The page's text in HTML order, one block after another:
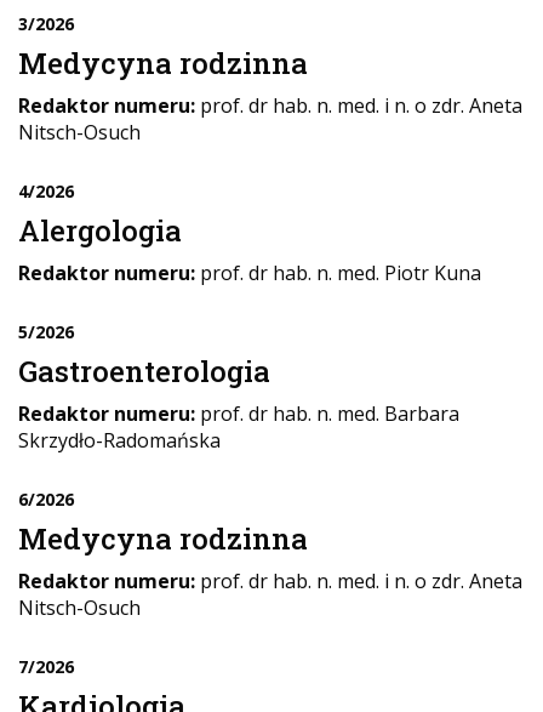
3/2026
Medycyna rodzinna
Redaktor numeru: prof. dr hab. n. med. i n. o zdr. Aneta
Nitsch-Osuch
4/2026
Alergologia
Redaktor numeru: prof. dr hab. n. med. Piotr Kuna
5/2026
Gastroenterologia
Redaktor numeru: prof. dr hab. n. med. Barbara
Skrzydło-Radomańska
6/2026
Medycyna rodzinna
Redaktor numeru: prof. dr hab. n. med. i n. o zdr. Aneta
Nitsch-Osuch
7/2026